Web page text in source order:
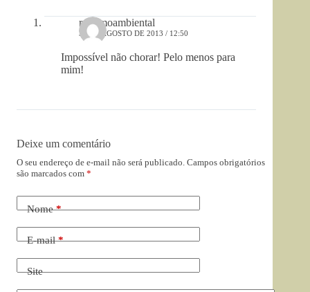
racismoambiental
31 DE AGOSTO DE 2013 / 12:50
Impossível não chorar! Pelo menos para
mim!
Deixe um comentário
O seu endereço de e-mail não será publicado. Campos obrigatórios
são marcados com *
Nome*
E-mail*
Site